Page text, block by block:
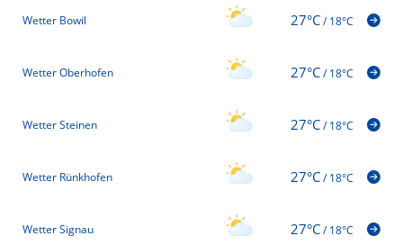
Wetter Bowil 27°C/18°C
Wetter Oberhofen 27°C/18°C
Wetter Steinen 27°C/18°C
Wetter Rünkhofen 27°C/18°C
Wetter Signau 27°C/18°C